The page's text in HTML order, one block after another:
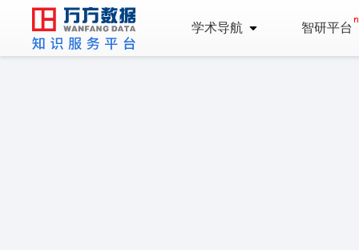
学术导航 智研平台